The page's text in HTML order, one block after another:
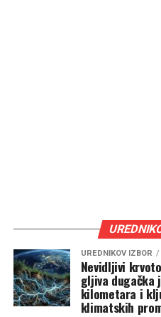
UREDNIKOV IZBOR
Nevidljivi
gljiva dugačka
kilometara i
klimatskih